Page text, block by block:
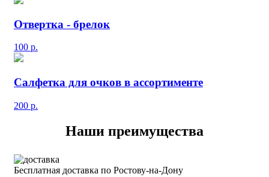
Отвертка - брелок
100 р.
Салфетка для очков в ассортименте
200 р.
Наши преимущества
Бесплатная доставка по Ростову-на-Дону